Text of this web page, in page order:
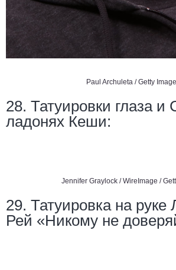
Paul Archuleta / Getty
28. Татуировки глаза и
ладонях Кеши:
Jennifer Graylock / WireImage /
29. Татуировка на
Рей «Никому не